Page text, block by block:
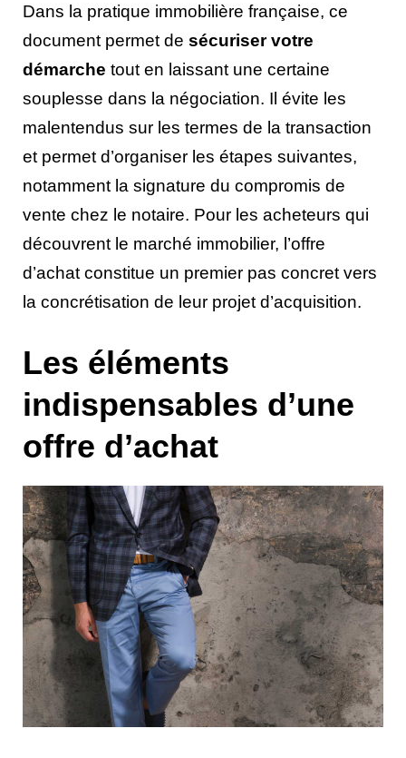
Dans la pratique immobilière française, ce
document permet de sécuriser votre
démarche tout en laissant une certaine
souplesse dans la négociation. Il évite les
malentendus sur les termes de la transaction
et permet d’organiser les étapes suivantes,
notamment la signature du compromis de
vente chez le notaire. Pour les acheteurs qui
découvrent le marché immobilier, l’offre
d’achat constitue un premier pas concret vers
la concrétisation de leur projet d’acquisition.
Les éléments
indispensables d’une
offre d’achat